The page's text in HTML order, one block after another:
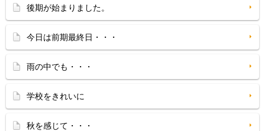
後期が始まりました。
今日は前期最終日・・・
雨の中でも・・・
学校をきれいに
秋を感じて・・・